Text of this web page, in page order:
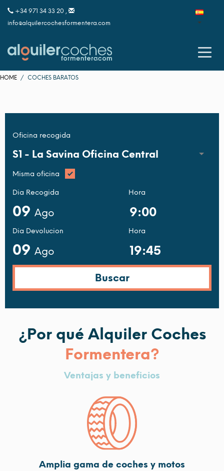
+34 971 34 33 20 ,
info@alquilercochesformentera.com
HOME COCHES BARATOS
Oficina recogida
S1 - La Savina Oficina Central
Misma oficina
Dia Recogida
09 Ago
Hora
Dia Devolucion
09 Ago
Hora
¿Por qué Alquiler Coches
Formentera?
Ventajas y beneficios
Amplia gama de coches y motos